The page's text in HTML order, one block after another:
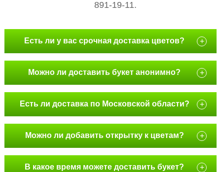
891-19-11.
Есть ли у вас срочная доставка цветов? +
Можно ли доставить букет анонимно? +
Есть ли доставка по Московской области? +
Можно ли добавить открытку к цветам? +
В какое время можете доставить букет? +